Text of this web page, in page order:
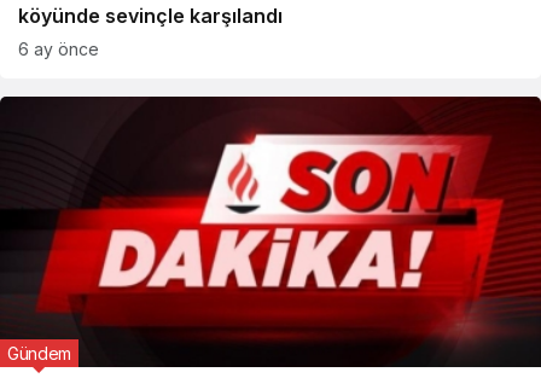
köyünde sevinçle karşılandı
6 ay önce
Gündem